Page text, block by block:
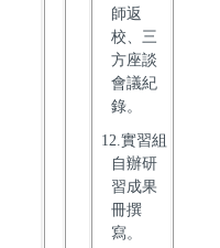
師返
校、三
方座談
會議紀
錄。
12.實習組
自辦研
習成果
冊撰
寫。